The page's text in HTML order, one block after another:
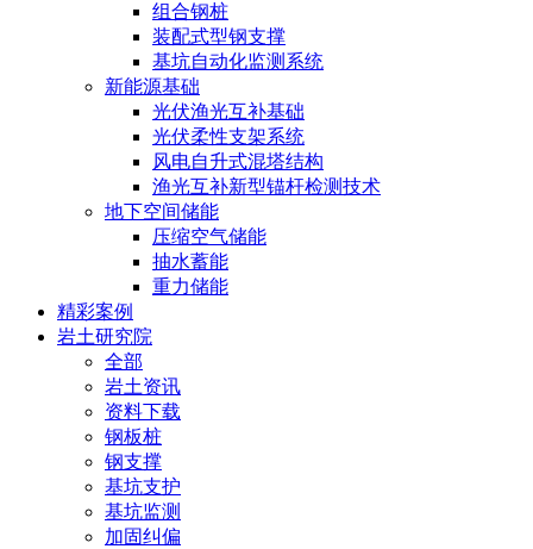
组合钢桩
装配式型钢支撑
基坑自动化监测系统
新能源基础
光伏渔光互补基础
光伏柔性支架系统
风电自升式混塔结构
渔光互补新型锚杆检测技术
地下空间储能
压缩空气储能
抽水蓄能
重力储能
精彩案例
岩土研究院
全部
岩土资讯
资料下载
钢板桩
钢支撑
基坑支护
基坑监测
加固纠偏